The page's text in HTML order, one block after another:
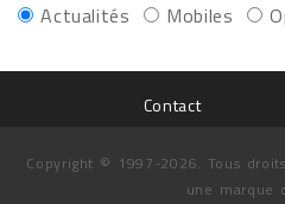
Actualités Mobiles
Contact
Copyright © 1997-2026. Tous
une marque